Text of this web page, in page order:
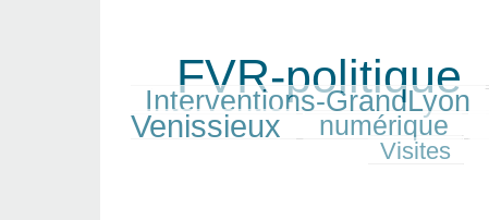
1263/1263
FVR-politique
408/1263
453/1263
Interventions-GrandLyon
588/1263
Venissieux
420/1263 numérique
1164/1263
208/1263
Visites